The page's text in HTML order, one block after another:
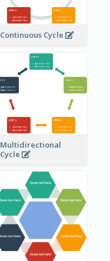
Continuous Cycle
Multidirectional
Cycle